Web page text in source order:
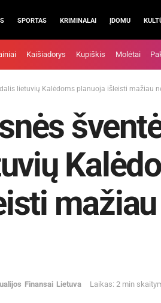
SPORTAS KRIMINALAI ĮDOMU
Kaišiadorys Kupiškis Molėtai
lietuvių Kalėdoms planuoja išleisti mažiau
Finansai Lietuva Laikas: 2 min